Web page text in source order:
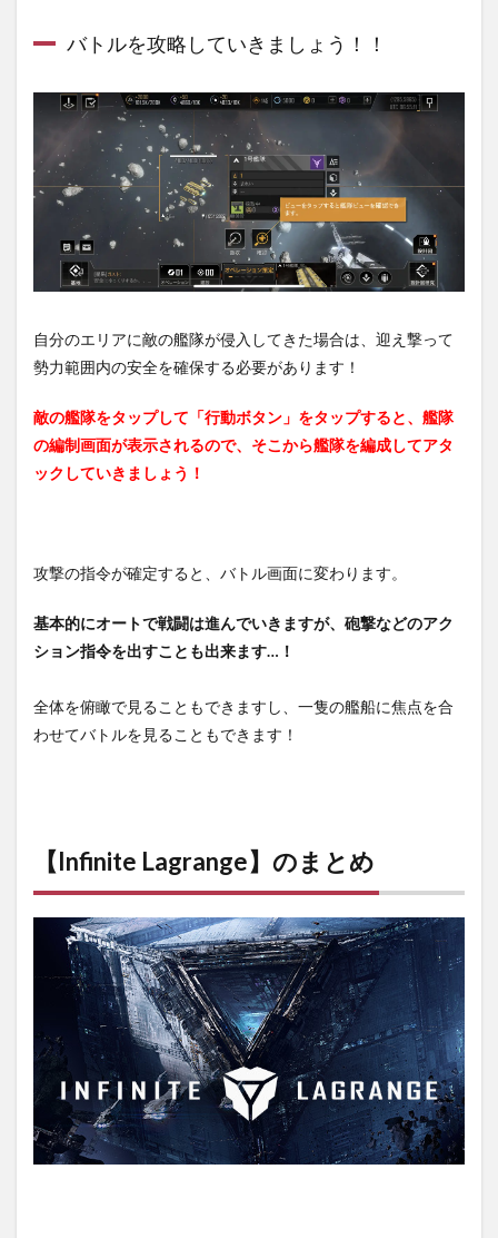
バトルを攻略していきましょう！！
自分のエリアに敵の艦隊が侵入してきた場合は、迎え撃って
勢力範囲内の安全を確保する必要があります！
敵の艦隊をタップして「行動ボタン」をタップすると、艦隊
の編制画面が表示されるので、そこから艦隊を編成してアタ
ックしていきましょう！
攻撃の指令が確定すると、バトル画面に変わります。
基本的にオートで戦闘は進んでいきますが、砲撃などのアク
ション指令を出すことも出来ます…！
全体を俯瞰で見ることもできますし、一隻の艦船に焦点を合
わせてバトルを見ることもできます！
【Infinite Lagrange】のまとめ